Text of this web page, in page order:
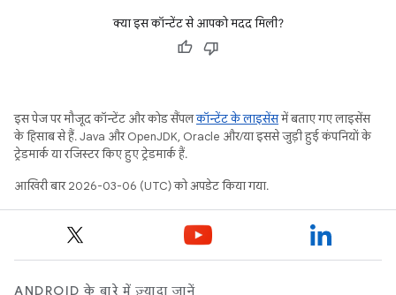
क्या इस कॉन्टेंट से आपको मदद मिली?
इस पेज पर मौजूद कॉन्टेंट और कोड सैंपलकॉन्टेंट के लाइसेंसमें बताए गए लाइसेंस
के हिसाब से हैं. Java और OpenJDK, Oracle और/या इससे जुड़ी हुई कंपनियों के
ट्रेडमार्क या रजिस्टर किए हुए ट्रेडमार्क हैं.
आखिरी बार 2026-03-06 (UTC) को अपडेट किया गया.
ANDROID के बारे में ज़्यादा जानें